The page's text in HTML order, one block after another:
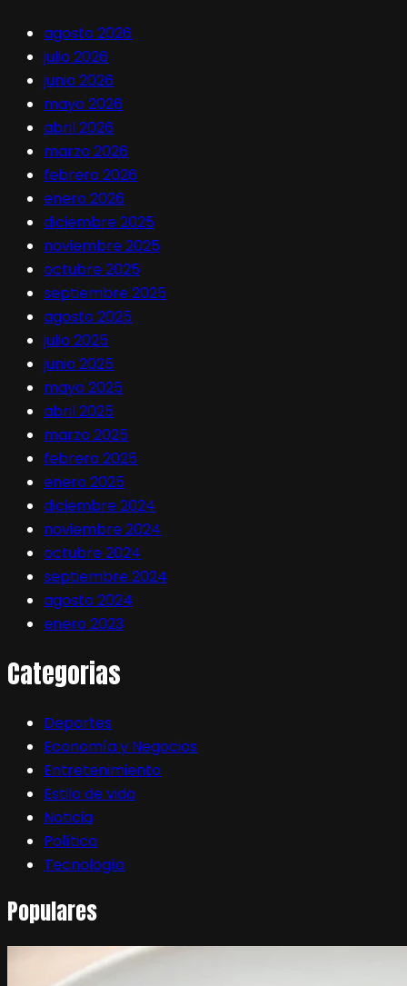
agosto 2026
julio 2026
junio 2026
mayo 2026
abril 2026
marzo 2026
febrero 2026
enero 2026
diciembre 2025
noviembre 2025
octubre 2025
septiembre 2025
agosto 2025
julio 2025
junio 2025
mayo 2025
abril 2025
marzo 2025
febrero 2025
enero 2025
diciembre 2024
noviembre 2024
octubre 2024
septiembre 2024
agosto 2024
enero 2023
Categorias
Deportes
Economía y Negocios
Entretenimiento
Estilo de vida
Noticia
Política
Tecnología
Populares